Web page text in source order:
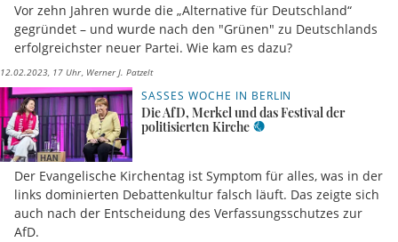
Vor zehn Jahren wurde die „Alternative für Deutschland“
gegründet – und wurde nach den "Grünen" zu Deutschlands
erfolgreichster neuer Partei. Wie kam es dazu?
12.02.2023, 17 Uhr Werner J. Patzelt
SASSES WOCHE IN BERLIN
Die AfD, Merkel und das Festival der
politisierten Kirche
Der Evangelische Kirchentag ist Symptom für alles, was in der
links dominierten Debattenkultur falsch läuft. Das zeigte sich
auch nach der Entscheidung des Verfassungsschutzes zur
AfD.